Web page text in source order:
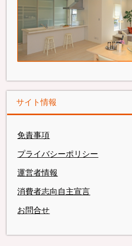
サイト情報
免責事項
プライバシーポリシー
運営者情報
消費者志向自主宣言
お問合せ